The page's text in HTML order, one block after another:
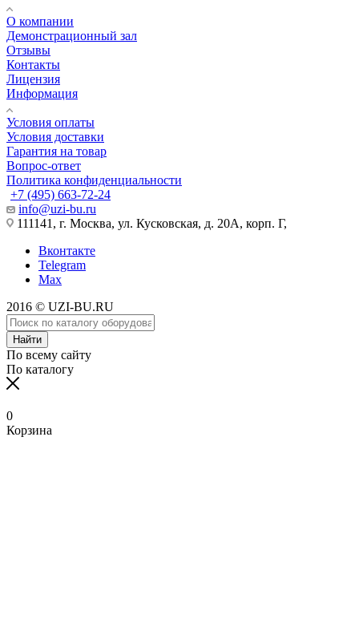
О компании
Демонстрационный зал
Отзывы
Контакты
Лицензия
Информация
Условия оплаты
Условия доставки
Гарантия на товар
Вопрос-ответ
Политика конфиденциальности
+7 (495) 663-72-24
info@uzi-bu.ru
111141, г. Москва, ул. Кусковская, д. 20А, корп. Г,
Вконтакте
Telegram
Max
2016 © UZI-BU.RU
Найти
По всему сайту
По каталогу
0
Корзина